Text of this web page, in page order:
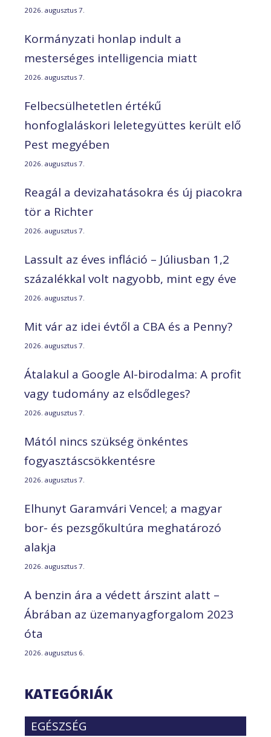
2026. augusztus 7.
Kormányzati honlap indult a
mesterséges intelligencia miatt
2026. augusztus 7.
Felbecsülhetetlen értékű
honfoglaláskori leletegyüttes került elő
Pest megyében
2026. augusztus 7.
Reagál a devizahatásokra és új piacokra
tör a Richter
2026. augusztus 7.
Lassult az éves infláció – Júliusban 1,2
százalékkal volt nagyobb, mint egy éve
2026. augusztus 7.
Mit vár az idei évtől a CBA és a Penny?
2026. augusztus 7.
Átalakul a Google AI-birodalma: A profit
vagy tudomány az elsődleges?
2026. augusztus 7.
Mától nincs szükség önkéntes
fogyasztáscsökkentésre
2026. augusztus 7.
Elhunyt Garamvári Vencel; a magyar
bor- és pezsgőkultúra meghatározó
alakja
2026. augusztus 7.
A benzin ára a védett árszint alatt –
Ábrában az üzemanyagforgalom 2023
óta
2026. augusztus 6.
KATEGÓRIÁK
EGÉSZSÉG